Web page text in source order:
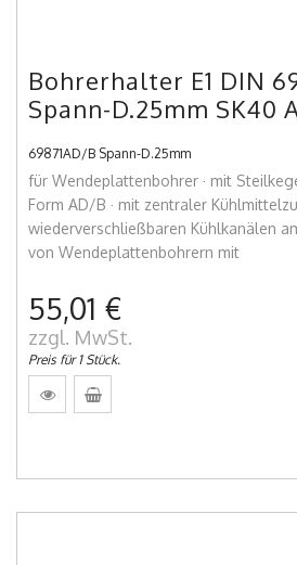
Bohrerhalter E1 DIN
Spann-D.25mm SK40
69871AD/B Spann-D.25mm
für Wendeplattenbohrer · mit
Form AD/B · mit zentraler
wiederverschließbaren Kühlkanälen
von Wendeplattenbohrern mit
55,01 €
zzgl. MwSt.
Preis für 1 Stück.